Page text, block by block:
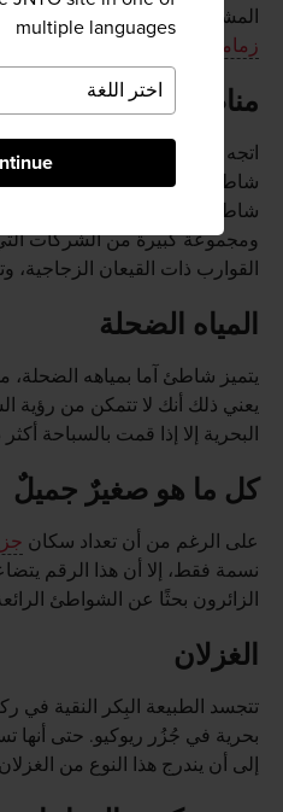
multiple languages
المشي الرائعة عبر التلال
زمامي
مناظر خلابة تحت الماء
شاطئ فوروزمامي. اتجه نحو
شاطئ آما. ويتميز كلا الشاطئين
ومجموعة كبيرة من الشركات
القوارب ذات القيعان الزجاجية،
المياه الضحلة
يتميز شاطئ آما بمياهه الضحلة،
يعني ذلك أنك لا تتمكن من رؤية
البحرية إلا إذا قمت بالسباحة
كل ما هو صغيرٌ جميلٌ
على الرغم من أن تعداد سكان
نسمة فقط، إلا أن هذا الرقم
الزائرون بحثًا عن الشواطئ
الغزلان
تتجسد الطبيعة البِكر النقية في
بحرية في جُزُر ريوكيو. حتى أنها
إلى أن يندرج هذا النوع من